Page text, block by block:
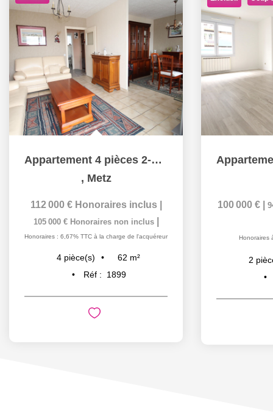
Appartement 4 pièces 2-3 chambres balcon cave à vendre à...
, Metz
112 000 € Honoraires inclus
105 000 € Honoraires non inclus
Honoraires : 6,67% TTC à la charge de l'acquéreur
4 pièce(s) 62 m²
Réf :
1899
100 000 €
Honoraires
2